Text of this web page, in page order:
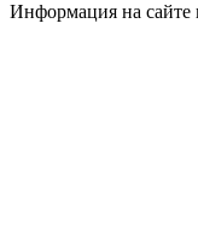
Информация на сайте